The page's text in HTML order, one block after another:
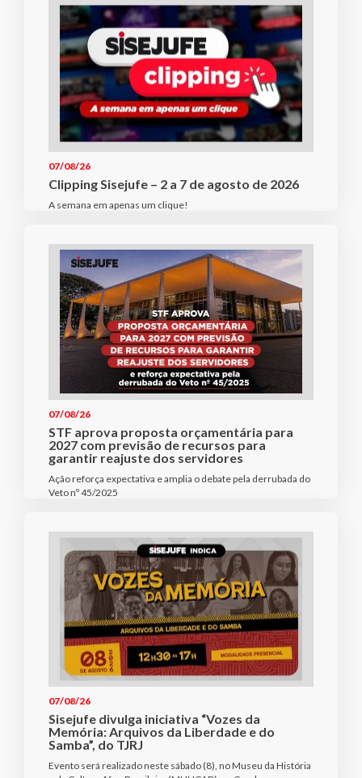
07/08/26
Clipping Sisejufe – 2 a 7 de agosto de 2026
A semana em apenas um clique!
07/08/26
STF aprova proposta orçamentária para
2027 com previsão de recursos para
garantir reajuste dos servidores
Ação reforça expectativa e amplia o debate pela derrubada do
Veto nº 45/2025
07/08/26
Sisejufe divulga iniciativa “Vozes da
Memória: Arquivos da Liberdade e do
Samba”, do TJRJ
Evento será realizado neste sábado (8), no Museu da História